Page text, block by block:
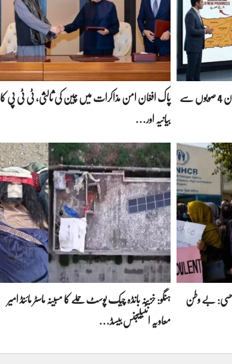
پاور راہداریوں کا سنسنی خیز ڈرافٹ: کیا پاکستان 4 صوبوں سے پاک افغان امن مذاکرات میں چین کی ثالثی، ٹی ٹی پی کا
بیانیہ اور…
حسی: بے وطن ہنگو: خزینہ بانڈہ چیک پوسٹ حملے کا مبینہ ماسٹر مائنڈ امیر
معاویہ انٹیلیجنس بیسڈ…